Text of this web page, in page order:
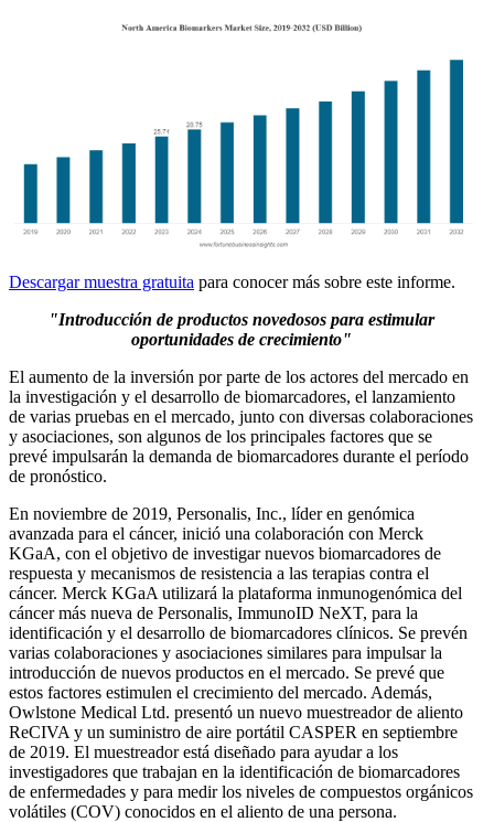
Descargar muestra gratuita para conocer más sobre este informe.
"Introducción de productos novedosos para estimular
oportunidades de crecimiento"
El aumento de la inversión por parte de los actores del mercado en
la investigación y el desarrollo de biomarcadores, el lanzamiento
de varias pruebas en el mercado, junto con diversas colaboraciones
y asociaciones, son algunos de los principales factores que se
prevé impulsarán la demanda de biomarcadores durante el período
de pronóstico.
En noviembre de 2019, Personalis, Inc., líder en genómica
avanzada para el cáncer, inició una colaboración con Merck
KGaA, con el objetivo de investigar nuevos biomarcadores de
respuesta y mecanismos de resistencia a las terapias contra el
cáncer. Merck KGaA utilizará la plataforma inmunogenómica del
cáncer más nueva de Personalis, ImmunoID NeXT, para la
identificación y el desarrollo de biomarcadores clínicos. Se prevén
varias colaboraciones y asociaciones similares para impulsar la
introducción de nuevos productos en el mercado. Se prevé que
estos factores estimulen el crecimiento del mercado. Además,
Owlstone Medical Ltd. presentó un nuevo muestreador de aliento
ReCIVA y un suministro de aire portátil CASPER en septiembre
de 2019. El muestreador está diseñado para ayudar a los
investigadores que trabajan en la identificación de biomarcadores
de enfermedades y para medir los niveles de compuestos orgánicos
volátiles (COV) conocidos en el aliento de una persona.